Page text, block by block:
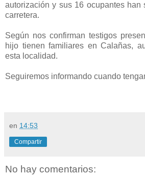
autorización y sus 16 ocupantes han
carretera.
Según nos confirman testigos
hijo tienen familiares en Calañas,
esta localidad.
Seguiremos informando cuando
en 14:53
Compartir
No hay comentarios: